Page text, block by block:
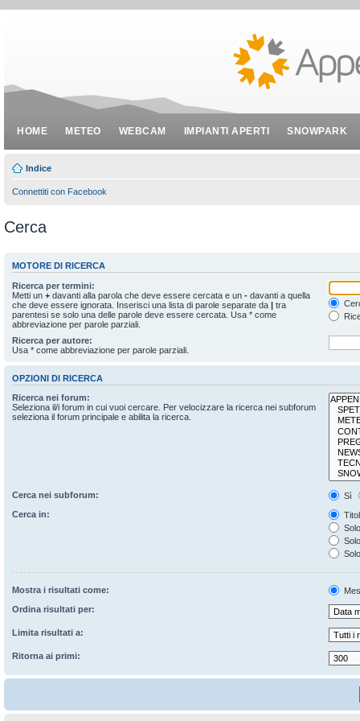
HOME METEO WEBCAM IMPIANTI APERTI SNOWPARK
Indice
Connettiti con Facebook
Cerca
MOTORE DI RICERCA
Ricerca per termini:
Metti un + davanti alla parola che deve essere cercata e un - davanti a quella
che deve essere ignorata. Inserisci una lista di parole separate da | tra
parentesi se solo una delle parole deve essere cercata. Usa * come
abbreviazione per parole parziali.
Ricerca per autore:
Usa * come abbreviazione per parole parziali.
OPZIONI DI RICERCA
Ricerca nei forum:
Seleziona il/i forum in cui vuoi cercare. Per velocizzare la ricerca nei subforum
seleziona il forum principale e abilita la ricerca.
Cerca nei subforum:
Sì
Cerca in:
Mostra i risultati come:
Ordina risultati per:
Limita risultati a:
Ritorna ai primi: